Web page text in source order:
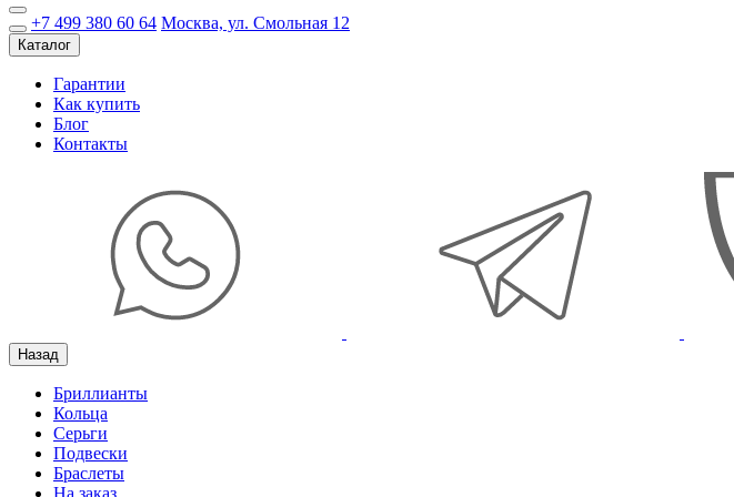
+7 499 380 60 64 Москва, ул. Смольная 12
Каталог
Гарантии
Как купить
Блог
Контакты
Назад
Бриллианты
Кольца
Серьги
Подвески
Браслеты
На заказ